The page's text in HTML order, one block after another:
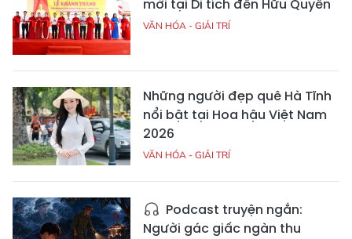
mới tại Di tích đền Hữu Quyền
VĂN HÓA - GIẢI TRÍ
Những người đẹp quê Hà Tĩnh
nổi bật tại Hoa hậu Việt Nam
2026
VĂN HÓA - GIẢI TRÍ
Podcast truyện ngắn:
Người gác giấc ngàn thu